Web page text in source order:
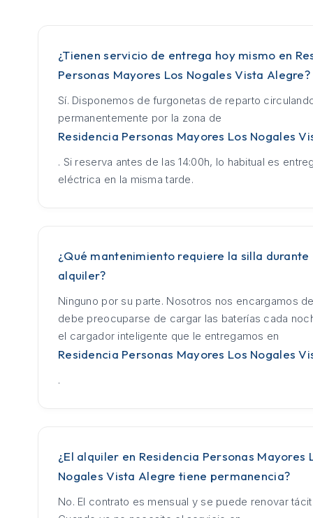
¿Tienen servicio de entrega hoy mismo en
Personas Mayores Los Nogales Vista Alegre?
Sí. Disponemos de furgonetas de reparto
permanentemente por la zona de
Residencia Personas Mayores Los Nogales
. Si reserva antes de las 14:00h, lo habitual es
eléctrica en la misma tarde.
¿Qué mantenimiento requiere la silla durante
alquiler?
Ninguno por su parte. Nosotros nos encargamos
debe preocuparse de cargar las baterías cada
el cargador inteligente que le entregamos en
Residencia Personas Mayores Los Nogales
.
¿El alquiler en Residencia Personas Mayores
Nogales Vista Alegre tiene permanencia?
No. El contrato es mensual y se puede renovar